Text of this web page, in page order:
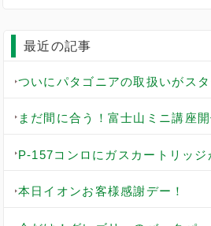
最近の記事
ついにパタゴニアの取扱いがスタ
まだ間に合う！富士山ミニ講座開
P-157コンロにガスカートリッジ
本日イオンお客様感謝デー！